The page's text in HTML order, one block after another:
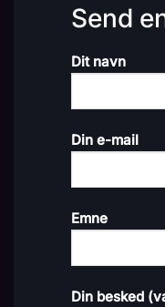
Send
Dit navn
Din e-mail
Emne
Din besked